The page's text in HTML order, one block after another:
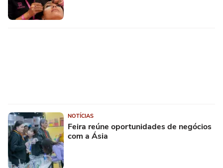
NOTÍCIAS
Feira reúne oportunidades de negócios
com a Ásia